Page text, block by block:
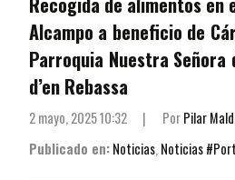
Alcampo a beneficio de
Parroquia Nuestra Señora
d’en Rebassa
2 mayo, 2025 10:32 | PorPilar
Publicado en:Noticias,Noticias